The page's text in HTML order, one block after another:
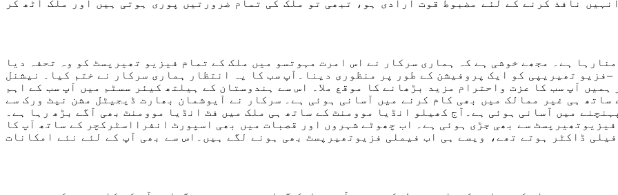
نافذ کرنے کے لئے مضبوط قوت ارادی ہو، تبھی تو ملک کی تمام ضرورتیں پوری ہوتی ہیں اور ملک اُٹھ کر
پر امرت مہوتسو منارہا ہے۔ مجھے خوشی ہے کہ ہماری سرکار نے اس امرت مہوتسو میں ملک کے تمام فیزیو تھیرپسٹ کو وہ تحفہ دیا
تھا –فزیو تھیریپی کو ایک پروفیشن کے طور پر منظوری دینا۔آپ سب کا یہ انتظار ہماری سرکار نے ختم کیا۔ نیشنل
آپ سب کا عزت واحترام مزید بڑھانے کا موقع ملا۔ اس سے ہندوستان کے ہیلتھ کیئر سسٹم میں آپ سب کے اہم
ہی غیر ممالک میں بھی کام کرنے میں آسانی ہوئی ہے۔ سرکار نے آیوشمان بھارت ڈیجیٹل مشن نیٹ ورک سے
میں آسانی ہوئی ہے۔آج کھیلو انڈیا موومنٹ کے ساتھ ہی ملک میں فٹ انڈیا موومنٹ بھی آگے بڑھ رہا ہے۔
سے بھی جڑی ہوئی ہے۔ اب چھوٹے شہروں اور قصبات میں بھی اسپورٹ انفرااسٹرکچر کے ساتھ آپ کا
ڈاکٹر ہوتے تھے، ویسے ہی اب فیملی فزیوتھیرپسٹ بھی ہونے لگے ہیں۔اس سے بھی آپ کے لئے نئے امکانات